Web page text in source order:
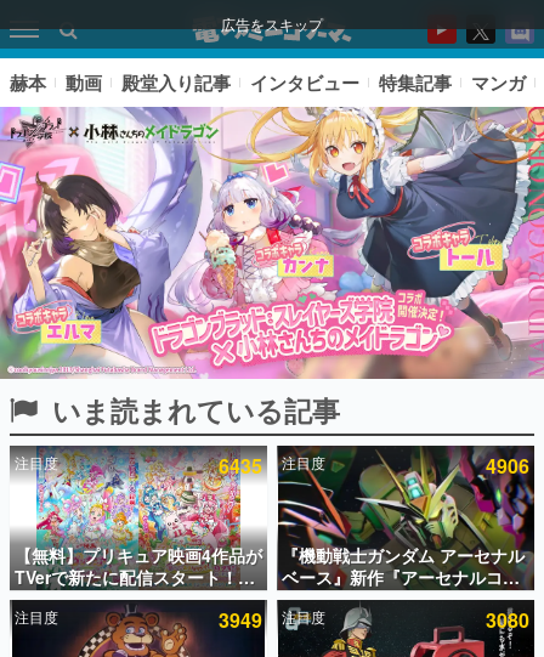
広告をスキップ
ピックアップ
電ファミのいま読まれている記事ランキング
アプリセール情報
インタビュー
連載・特集一覧
赫本 動画 殿堂入り記事 インタビュー 特集記事 マンガ
いま読まれている記事
注目度 6435
【無料】プリキュア映画4作品が
TVerで新たに配信スタート！な
んと2018年～2024年の映画ほぼ
すべてが見放題に、ぶっちゃけ
ありえないラインナップ
注目度 4906
『機動戦士ガンダム アーセナル
ベース』新作『アーセナルコマ
ンダー』発表！8月28日からオ
ープンベータテスト開催、2027
年2月下旬に稼働予定
注目度 3949 注目度 3080